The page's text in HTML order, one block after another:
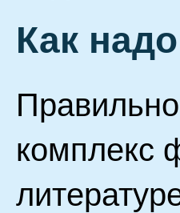
Как
комплекс